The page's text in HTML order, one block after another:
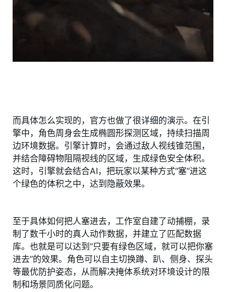
而具体怎么实现的，官方也做了很详细的演示。在引
擎中，角色周身会生成椭圆形探测区域，持续扫描周
边环境数据。引擎计算时，会通过敌人视线锥范围，
并结合障碍物阻隔视线的区域，生成绿色安全体积。
这时，引擎就会结合AI，把玩家以某种方式“塞”进这
个绿色的体积之中，达到隐蔽效果。
至于具体如何把人塞进去，工作室自建了动捕棚，录
制了数千小时的真人动作数据，并建立了匹配数据
库。也就是可以达到“只要有绿色区域，就可以把你塞
进去”的效果。角色可以自主切换蹲、趴、侧身、探头
等最优防护姿态，从而解决掩体系统对环境设计的限
制和场景同质化问题。